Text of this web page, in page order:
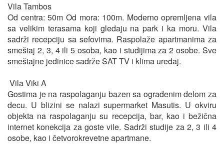
Vila Tambos
Od centra: 50m Od mora: 100m. Moderno opremljena vila
sa velikim terasama koji gledaju na park i ka moru. Vila
sadrži recepciju sa sefovima. Raspolaže apartmanima za
smeštaj 2, 3, 4 ili 5 osoba, kao i studijima za 2 osobe. Sve
smeštajne jedinice sadrže SAT TV i klima uređaj.
Vila Viki A
Gostima je na raspolaganju bazen sa ograđenim delom za
decu. U blizini se nalazi supermarket Masutis. U okviru
objekta na raspolaganju su recepcija, bar, kao i bežična
internet konekcija za goste vile. Sadrži studije za 2, 3 ili 4
osobe, kao i četvorokrevetne apartmane.